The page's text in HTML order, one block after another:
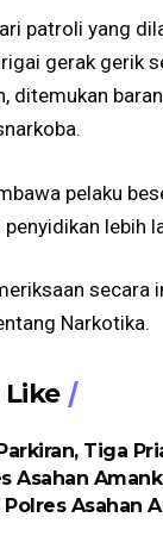
patroli yang
gerak gerik
ditemukan
pelaku
lebih
Narkotika.
Tiga
Asahan
Asahan